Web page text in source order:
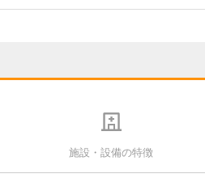
施設・設備の特徴